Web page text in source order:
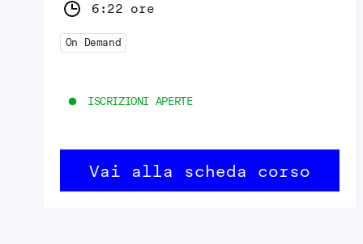
6:22 ore
On Demand
ISCRIZIONI APERTE
Vai alla scheda corso